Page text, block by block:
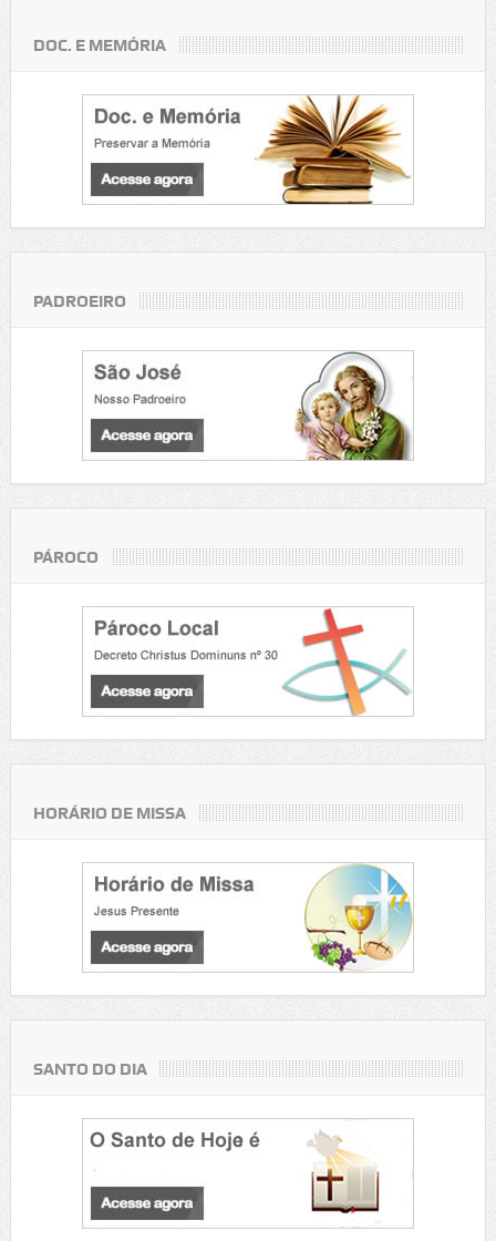
DOC. E MEMÓRIA
PADROEIRO
PÁROCO
HORÁRIO DE MISSA
SANTO DO DIA